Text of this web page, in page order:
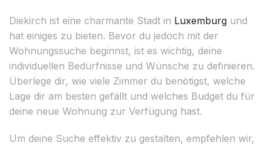
Diekirch ist eine charmante Stadt in Luxemburg und
hat einiges zu bieten. Bevor du jedoch mit der
Wohnungssuche beginnst, ist es wichtig, deine
individuellen Bedürfnisse und Wünsche zu definieren.
Überlege dir, wie viele Zimmer du benötigst, welche
Lage dir am besten gefällt und welches Budget du für
deine neue Wohnung zur Verfügung hast.
Um deine Suche effektiv zu gestalten, empfehlen wir,